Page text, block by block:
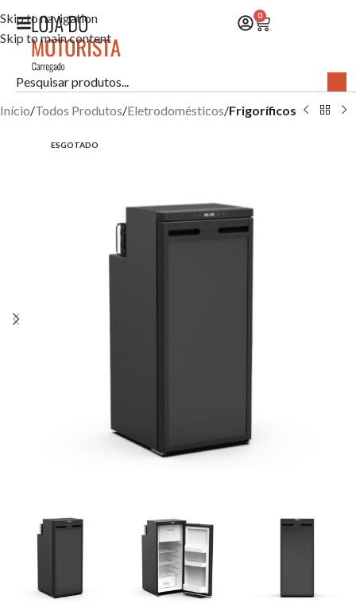
Skip to navigation
Skip to main content
0
Início Todos Produtos Eletrodomésticos Frigoríficos
ESGOTADO